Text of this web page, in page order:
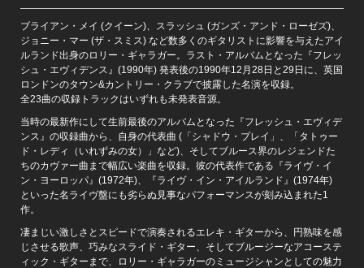
ブライアン・メイ (クイーン)、スラッシュ (ガンズ・アンド・ローゼズ)、
ジョニー・マー (ザ・スミス) など数多くのギタリストに影響を与えたアイ
ルランド出身のロリー・ギャラガー。ラスト・アルバムとなった『フレッ
シュ・エヴィデンス』(1990年) 発表後の1990年12月28日と29日に、英国
ロンドンのタウン&カントリー・クラブで披露した名演を収録。
全23曲の収録トラックはいずれも未発表音源。
当時の最新作にして生前最後のアルバムとなった『フレッシュ・エヴィデ
ンス』の収録曲から、自身の代表曲 (「シャドウ・プレイ」、「タトゥー
ド・レディ（いれずみの女）」など)、そしてブルース界のレジェンドた
ちのカヴァー曲まで幅広い楽曲を収録。彼の代表作である『ライヴ・イ
ン・ヨーロッパ』(1972年)、『ライヴ・イン・アイルランド』(1974年)
といった名ライヴ盤にも劣らぬ見事なパフォーマンスが刻み込まれた1
作。
凄まじい激しさとスピードで演奏されるエレキ・ギターから、円熟味を感
じさせる歌声、巧みなスライド・ギター、そしてブルージーなアコーステ
ィック・ギターまで、ロリー・ギャラガーのミュージシャンとしての魅力